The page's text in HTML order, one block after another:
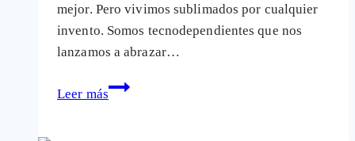
mejor. Pero vivimos sublimados por cualquier
invento. Somos tecnodependientes que nos
lanzamos a abrazar…
Leer más
¿Anticonceptivos